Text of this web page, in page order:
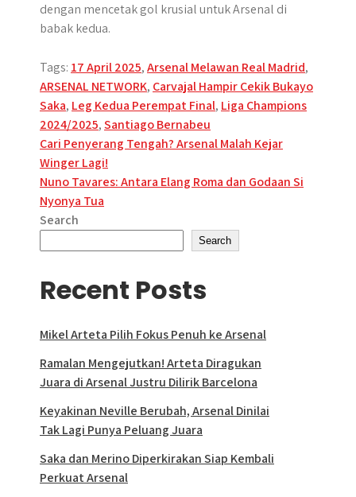
dengan mencetak gol krusial untuk Arsenal di
babak kedua.
Tags: 17 April 2025,Arsenal Melawan Real Madrid,
ARSENAL NETWORK, Carvajal Hampir Cekik Bukayo
Saka, Leg Kedua Perempat Final, Liga Champions
2024/2025,Santiago Bernabeu
Post
navigation
Cari Penyerang Tengah? Arsenal Malah Kejar
Winger Lagi!
Nuno Tavares: Antara Elang Roma dan Godaan Si
Nyonya Tua
Search
Search
Recent Posts
Mikel Arteta Pilih Fokus Penuh ke Arsenal
Ramalan Mengejutkan! Arteta Diragukan
Juara di Arsenal Justru Dilirik Barcelona
Keyakinan Neville Berubah, Arsenal Dinilai
Tak Lagi Punya Peluang Juara
Saka dan Merino Diperkirakan Siap Kembali
Perkuat Arsenal